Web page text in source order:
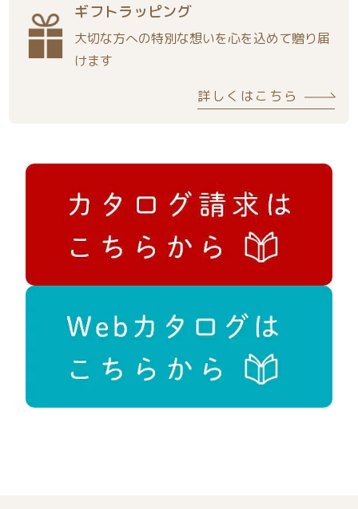
ギフトラッピング
大切な方への特別な想いを心を込めて贈り届
けます
詳しくはこちら